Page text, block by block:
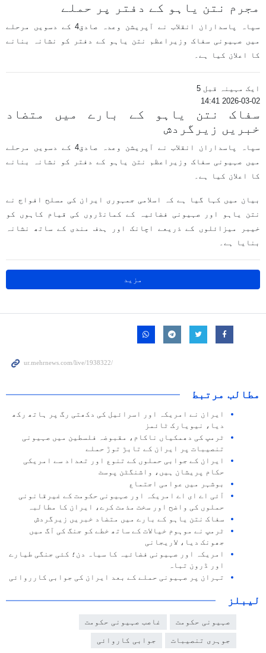
مجرم نتن یاہو کے دفتر پر حملے
سپاہ پاسداران انقلاب نے آپریشن وعدہ صادق4 کے دسویں مرحلے
میں صہیونی سفاک وزیراعظم نتن یاہو کے دفتر کو نشانہ بنانے
کا اعلان کیا ہے۔
ایک مہینہ قبل 5
2026-03-02 14:41
سفاک نتن یاہو کے بارے میں متضاد
خبریں زیرگردش
سپاہ پاسداران انقلاب نے آپریشن وعدہ صادق4 کے دسویں مرحلے
میں صہیونی سفاک وزیراعظم نتن یاہو کے دفتر کو نشانہ بنانے
کا اعلان کیا ہے۔
بیان میں کہا گیا ہے کہ اسلامی جمہوری ایران کی مسلح افواج نے
نتن یاہو اور صہیونی فضائیہ کے کمانڈروں کی قیام کاہوں کو
خیبر میزائلوں کے ذریعے اچانک اور ہدف مندی کے ساتھ نشانہ
بنایا ہے۔
مزید
مطالب مرتبط
ایران نے امریکہ اور اسرائیل کی دکھتی رگ پر ہاتھ رکھ
دیا، نیویارک ٹائمز
ٹرمپ کی دھمکیاں ناکام، مقبوضہ فلسطین میں صہیونی
تنصیبات پر ایران کے تابڑ توڑ حملے
ایران کے جوابی حملوں کے تنوع اور تعداد سے امریکی
حکام پریشان ہیں، واشنگٹن پوسٹ
بوشہر میں عوامی اجتماع
آئی اے ای اے امریکہ اور صہیونی حکومت کے غیرقانونی
حملوں کی واضح اور سخت مذمت کرے، ایران کا مطالبہ
سفاک نتن یاہو کے بارے میں متضاد خبریں زیرگردش
ٹرمپ نے موہوم خیالات کے ساتھ خطے کو جنگ کی آگ میں
جھونک دیا، لاریجانی
امریکہ اور صہیونی فضائیہ کا سیاہ دن؛ کئی جنگی طیارے
اور ڈرون تباہ
تہران پر صہیونی حملے کے بعد ایران کی جوابی کارروائی
لیبلز
صہیونی حکومت غاصب صہیونی حکومت
جوہری تنصیبات جوابی کاروائی